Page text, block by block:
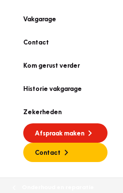
Vakgarage
Contact
Kom gerust verder
Historie vakgarage
Zekerheden
Afspraak maken
Contact